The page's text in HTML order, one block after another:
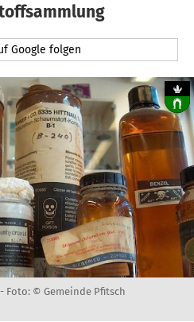
Google folgen
Foto: © Gemeinde Pfitsch